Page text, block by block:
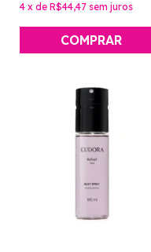
4 x de R$44,47 sem juros